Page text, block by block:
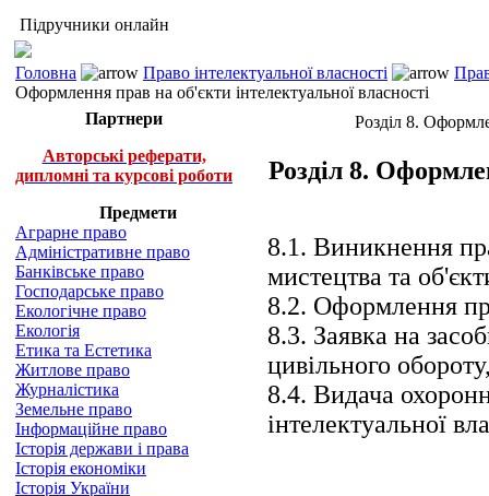
Підручники онлайн
Головна Право інтелектуальної власності
Оформлення прав на об'єкти інтелектуальної власності
Партнери
Авторські реферати,
дипломні та курсові роботи
Предмети
Аграрне право
Адміністративне право
Банківське право
Господарське право
Екологічне право
Екологія
Етика та Естетика
Житлове право
Журналістика
Земельне право
Інформаційне право
Історія держави і права
Історія економіки
Історія України
Розділ 8.
Розділ 8.
8.1. Виникнення
мистецтва та
8.2. Оформлення
8.3. Заявка на
цивільного
8.4. Видача
інтелектуальної